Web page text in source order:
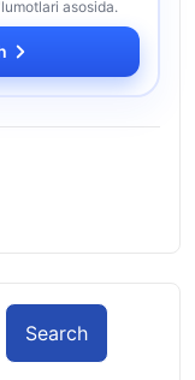
asosida.
Search